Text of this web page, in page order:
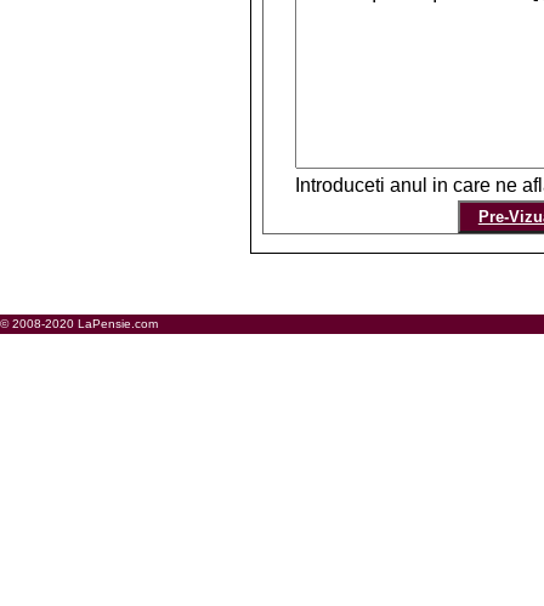
Introduceti anul in care ne
© 2008-2020 LaPensie.com